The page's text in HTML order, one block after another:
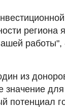
региона
работы",
из
значение
потенциал